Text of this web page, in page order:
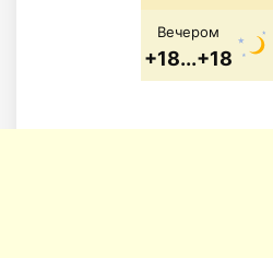
Вечером
+18...+18